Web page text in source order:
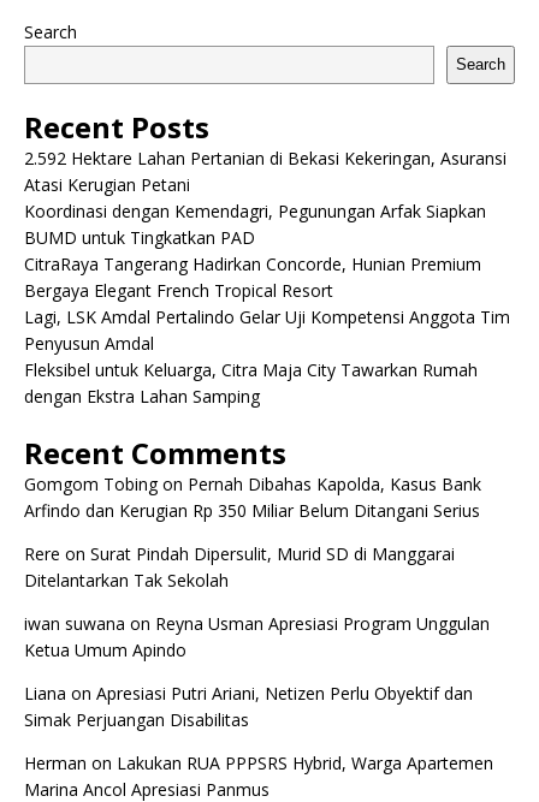
Search
Search
Recent Posts
2.592 Hektare Lahan Pertanian di Bekasi Kekeringan, Asuransi
Atasi Kerugian Petani
Koordinasi dengan Kemendagri, Pegunungan Arfak Siapkan
BUMD untuk Tingkatkan PAD
CitraRaya Tangerang Hadirkan Concorde, Hunian Premium
Bergaya Elegant French Tropical Resort
Lagi, LSK Amdal Pertalindo Gelar Uji Kompetensi Anggota Tim
Penyusun Amdal
Fleksibel untuk Keluarga, Citra Maja City Tawarkan Rumah
dengan Ekstra Lahan Samping
Recent Comments
Gomgom Tobingon Pernah Dibahas Kapolda, Kasus Bank
Arfindo dan Kerugian Rp 350 Miliar Belum Ditangani Serius
Rere on Surat Pindah Dipersulit, Murid SD di Manggarai
Ditelantarkan Tak Sekolah
iwan suwana on Reyna Usman Apresiasi Program Unggulan
Ketua Umum Apindo
Liana on Apresiasi Putri Ariani, Netizen Perlu Obyektif dan
Simak Perjuangan Disabilitas
Herman on Lakukan RUA PPPSRS Hybrid, Warga Apartemen
Marina Ancol Apresiasi Panmus